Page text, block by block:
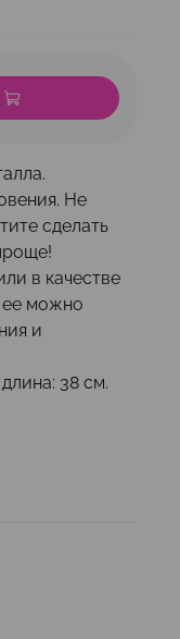
Не
сделать
в качестве
ее можно
и
38 см.